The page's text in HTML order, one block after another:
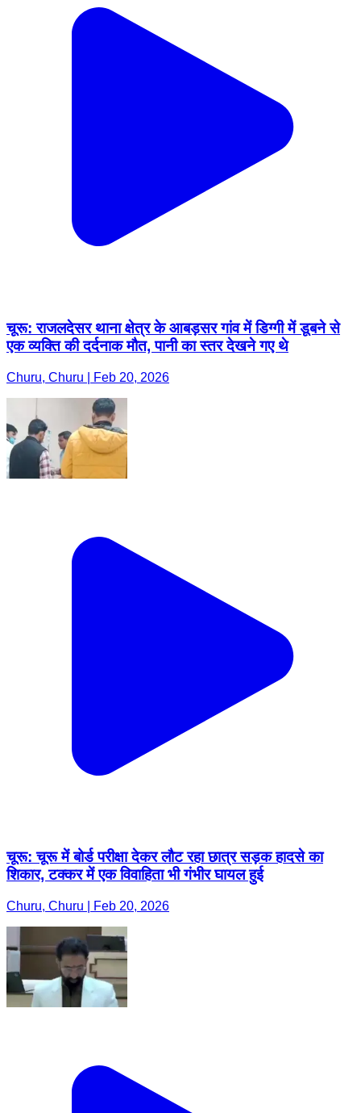
चूरू: राजलदेसर थाना क्षेत्र के आबड़सर गांव में डिग्गी में डूबने से
एक व्यक्ति की दर्दनाक मौत, पानी का स्तर देखने गए थे
Churu, Churu | Feb 20, 2026
चूरू: चूरू में बोर्ड परीक्षा देकर लौट रहा छात्र सड़क हादसे का
शिकार, टक्कर में एक विवाहिता भी गंभीर घायल हुई
Churu, Churu | Feb 20, 2026